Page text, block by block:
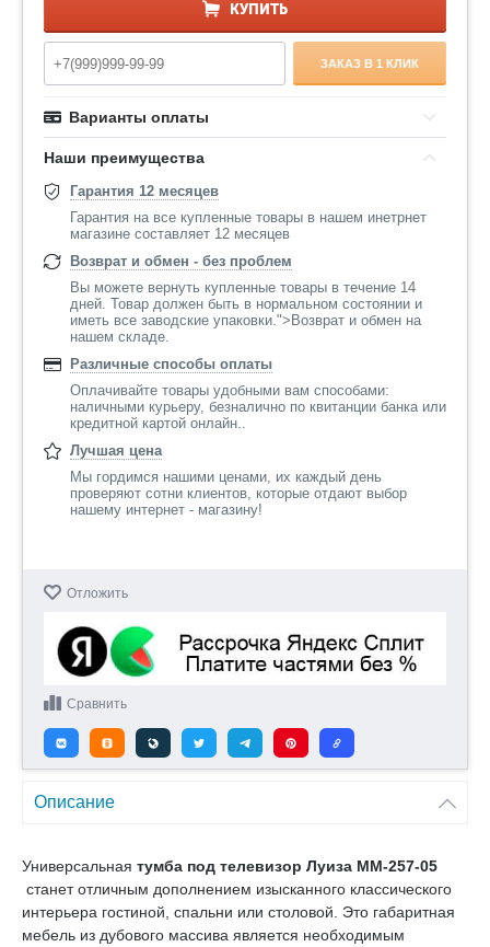
КУПИТЬ
ЗАКАЗ В 1 КЛИК
Варианты оплаты
Наши преимущества
Гарантия 12 месяцев
Гарантия на все купленные товары в нашем инетрнет
магазине составляет 12 месяцев
Возврат и обмен - без проблем
Вы можете вернуть купленные товары в течение 14
дней. Товар должен быть в нормальном состоянии и
иметь все заводские упаковки.">Возврат и обмен на
нашем складе.
Различные способы оплаты
Оплачивайте товары удобными вам способами:
наличными курьеру, безналично по квитанции банка или
кредитной картой онлайн..
Лучшая цена
Мы гордимся нашими ценами, их каждый день
проверяют сотни клиентов, которые отдают выбор
нашему интернет - магазину!
Отложить
Сравнить
Описание
Универсальная тумба под телевизор Луиза ММ-257-05
станет отличным дополнением изысканного классического
интерьера гостиной, спальни или столовой. Это габаритная
мебель из дубового массива является необходимым